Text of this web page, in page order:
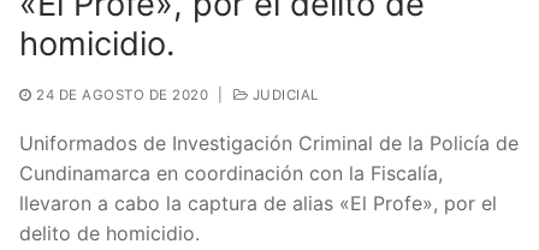
homicidio.
24 DE AGOSTO DE 2020 JUDICIAL
Uniformados de Investigación Criminal de la Policía de
Cundinamarca en coordinación con la Fiscalía,
llevaron a cabo la captura de alias «El Profe», por el
delito de homicidio.